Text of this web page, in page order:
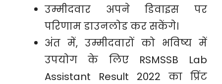
उम्मीदवार अपने डिवाइस पर
परिणाम डाउनलोड कर सकेंगे।
अंत में, उम्मीदवारों को भविष्य में
उपयोग के लिए RSMSSB Lab
Assistant Result 2022 का प्रिंट